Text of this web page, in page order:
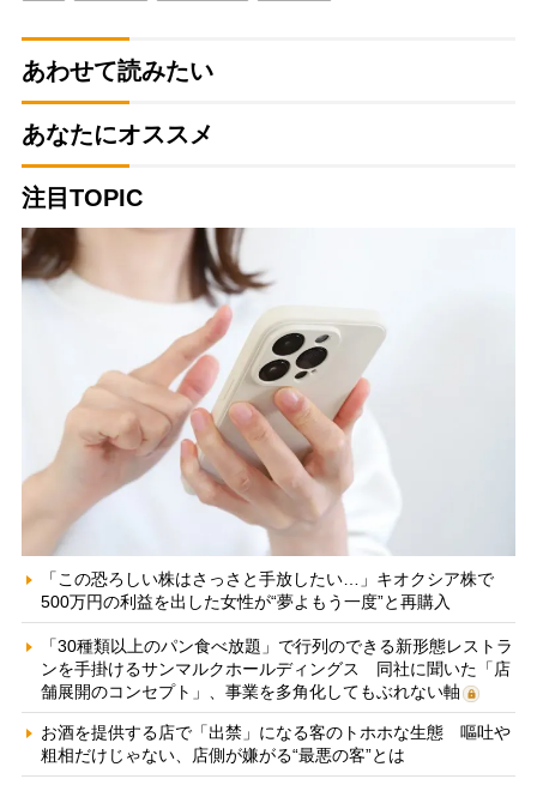
あわせて読みたい
あなたにオススメ
注目TOPIC
「この恐ろしい株はさっさと手放したい…」キオクシア株で
500万円の利益を出した女性が“夢よもう一度”と再購入
「30種類以上のパン食べ放題」で行列のできる新形態レストラ
ンを手掛けるサンマルクホールディングス 同社に聞いた「店
舗展開のコンセプト」、事業を多角化してもぶれない軸
お酒を提供する店で「出禁」になる客のトホホな生態 嘔吐や
粗相だけじゃない、店側が嫌がる“最悪の客”とは